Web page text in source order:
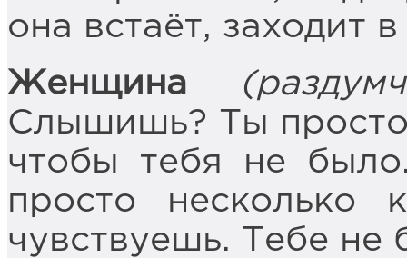
она встаёт, заходит
Женщина
Слышишь? Ты просто
чтобы тебя не
просто несколько
чувствуешь. Тебе не